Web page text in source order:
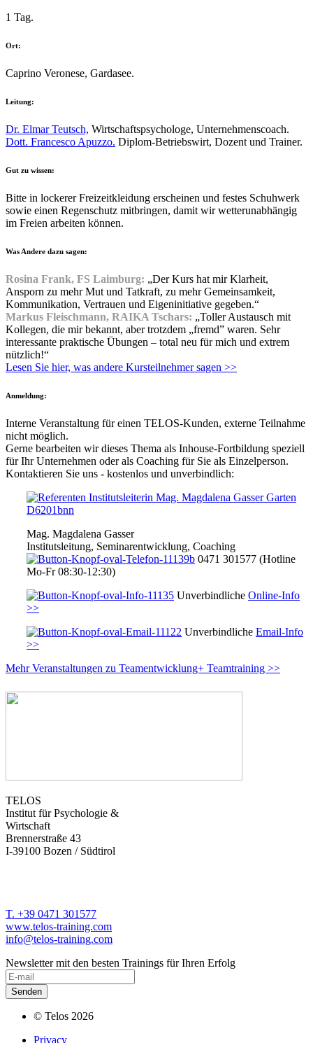
1 Tag.
Ort:
Caprino Veronese, Gardasee.
Leitung:
Dr. Elmar Teutsch, Wirtschaftspsychologe, Unternehmenscoach.
Dott. Francesco Apuzzo. Diplom-Betriebswirt, Dozent und Trainer.
Gut zu wissen:
Bitte in lockerer Freizeitkleidung erscheinen und festes Schuhwerk
sowie einen Regenschutz mitbringen, damit wir wetterunabhängig
im Freien arbeiten können.
Was Andere dazu sagen:
Rosina Frank, FS Laimburg: „Der Kurs hat mir Klarheit,
Ansporn zu mehr Mut und Tatkraft, zu mehr Gemeinsamkeit,
Kommunikation, Vertrauen und Eigeninitiative gegeben.“
Markus Fleischmann, RAIKA Tschars: „Toller Austausch mit
Kollegen, die mir bekannt, aber trotzdem „fremd” waren. Sehr
interessante praktische Übungen – total neu für mich und extrem
nützlich!“
Lesen Sie hier, was andere Kursteilnehmer sagen >>
Anmeldung:
Interne Veranstaltung für einen TELOS-Kunden, externe Teilnahme
nicht möglich.
Gerne bearbeiten wir dieses Thema als Inhouse-Fortbildung speziell
für Ihr Unternehmen oder als Coaching für Sie als Einzelperson.
Kontaktieren Sie uns - kostenlos und unverbindlich:
Mag. Magdalena Gasser
Institutsleitung, Seminarentwicklung, Coaching
0471 301577 (Hotline
Mo-Fr 08:30-12:30)
Unverbindliche Online-Info
>>
Unverbindliche Email-Info
>>
Mehr Veranstaltungen zu Teamentwicklung+ Teamtraining >>
TELOS
Institut für Psychologie &
Wirtschaft
Brennerstraße 43
I-39100 Bozen / Südtirol
T. +39 0471 301577
www.telos-training.com
info@telos-training.com
Newsletter mit den besten Trainings für Ihren Erfolg
© Telos 2026
Privacy